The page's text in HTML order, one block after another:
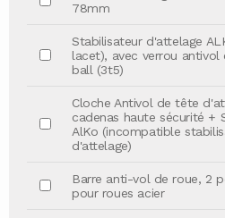
78mm
Stabilisateur d'attelage
lacet), avec verrou
ball (3t5)
Cloche Antivol de tête
cadenas haute sécurité +
AlKo (incompatible
d'attelage)
Barre anti-vol de roue, 2
pour roues acier